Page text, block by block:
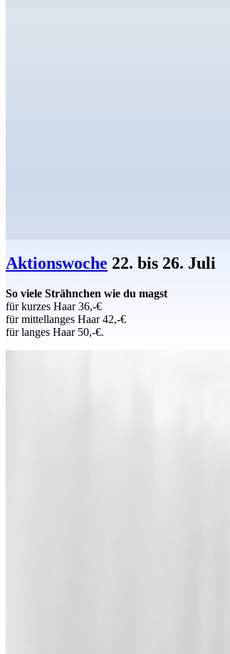
Aktionswoche 22. bis 26. Juli
So viele Strähnchen wie du magst
für kurzes Haar 36,-€
für mittellanges Haar 42,-€
für langes Haar 50,-€.